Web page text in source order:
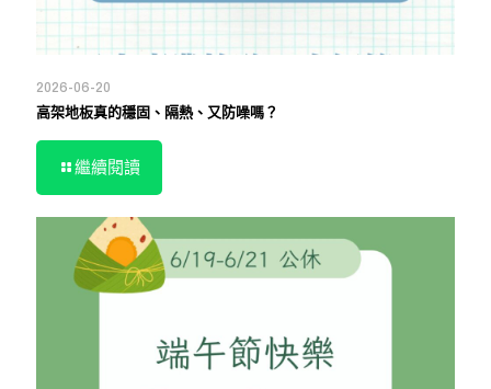
2026-06-20
高架地板真的穩固、隔熱、又防噪嗎？
繼續閱讀